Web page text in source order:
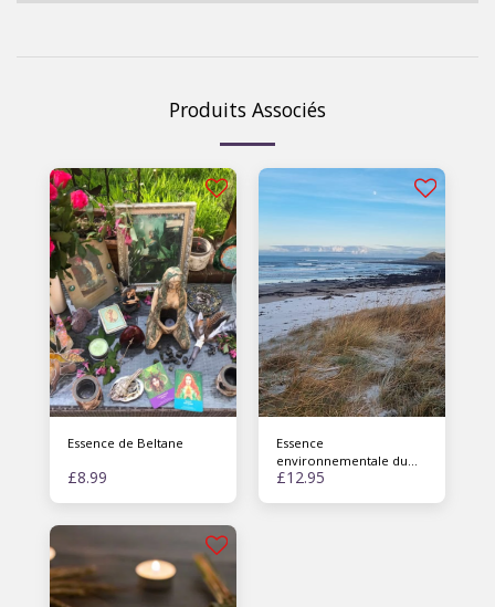
Produits Associés
Essence de Beltane
£8.99
Essence
environnementale du
solstice d'hiver
£12.95